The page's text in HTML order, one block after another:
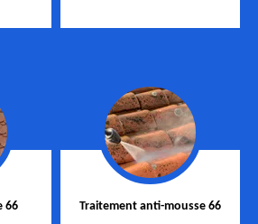
66 Traitement anti-mousse 66